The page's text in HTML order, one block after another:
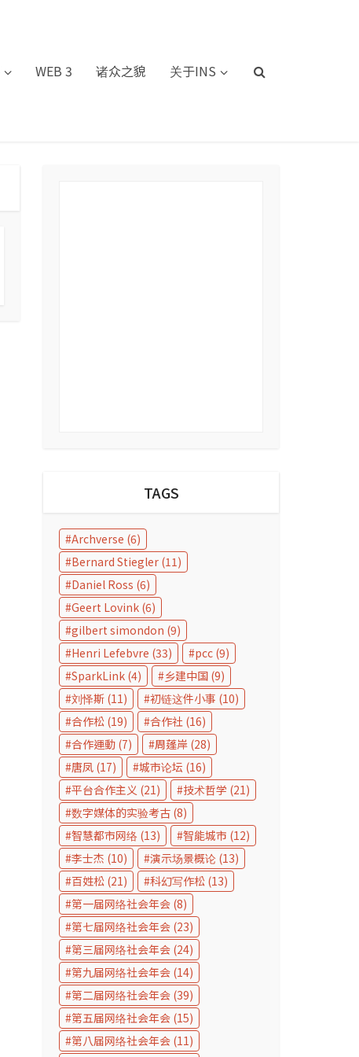
WEB 3 诸众之貌 关于INS
TAGS
Archverse (6)
Bernard Stiegler (11)
Daniel Ross (6)
Geert Lovink (6)
gilbert simondon (9)
Henri Lefebvre (33) pcc (9)
SparkLink (4) 乡建中国 (9)
刘怿斯 (11) 初链这件小事 (10)
合作松 (19) 合作社 (16)
合作運動 (7) 周蓬岸 (28)
唐凤 (17) 城市论坛 (16)
平台合作主义 (21) 技术哲学 (21)
数字媒体的实验考古 (8)
智慧都市网络 (13) 智能城市 (12)
李士杰 (10) 演示场景概论 (13)
百姓松 (21) 科幻写作松 (13)
第一届网络社会年会 (8)
第七届网络社会年会 (23)
第三届网络社会年会 (24)
第九届网络社会年会 (14)
第二届网络社会年会 (39)
第五届网络社会年会 (15)
第八届网络社会年会 (11)